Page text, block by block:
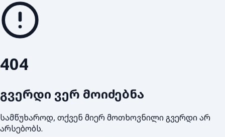
404
გვერდი ვერ მოიძებნა
სამწუხაროდ, თქვენ მიერ მოთხოვნილი გვერდი არ
არსებობს.